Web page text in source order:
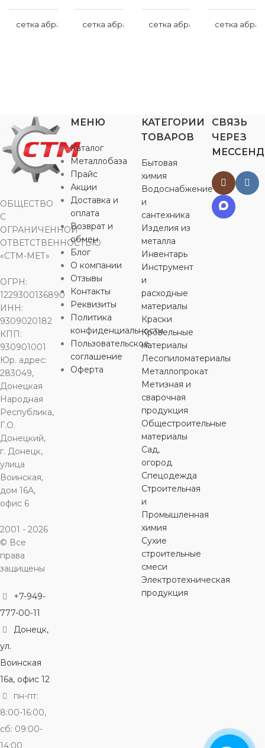
сетка абразивная
МАТЕРИАЛ
карбид кремния ,
ткань
280 мм
ШИРИНА
115 мм
ОСОБЕННОСТИ
зернистость 60
сетка абразивная
МАТЕРИАЛ
карбид кремния
ткань
ДЛИНА 280 мм
ШИРИНА
115 мм
ОСОБЕННОСТИ
зернистость 60
сетка абразивная
МАТЕРИАЛ
карбид кремния,
ткань
ДЛИНА 280 мм
ШИРИНА
ОСОБЕННОСТИ
сетка
карбид
ДЛИНА
ОБЩЕСТВО
С
ОГРАНИЧЕННОЙ
ОТВЕТСТВЕННОСТЬЮ
«СТМ-МЕТ»
ОГРН:
1229300136890
ИНН:
9309020182
КПП:
930901001
Юр. адрес:
283049,
Донецкая
Народная
Республика,
Г.О.
Донецкий,
г. Донецк,
улица
Воинская,
дом 16А,
офис 6
2001 - 2026
© Все
права
защищены
+7-949-
777-00-11
Донецк,
ул.
Воинская
16а, офис 12
пн-пт:
8:00-16:00,
сб: 09:00-
14:00
МЕНЮ
Каталог
Металлобаза
Прайс
Акции
Доставка и
оплата
Возврат и
обмен
Блог
О компании
Отзывы
Контакты
Реквизиты
Политика
конфиденциальности
Пользовательское
соглашение
Оферта
КАТЕГОРИИ
ТОВАРОВ
Бытовая
химия
Водоснабжение
и
сантехника
Изделия из
металла
Инвентарь
Инструмент
и
расходные
материалы
Краски
Кровельные
материалы
Лесопиломатериалы
Металлопрокат
Метизная и
сварочная
продукция
Общестроительные
материалы
Сад,
огород
Спецодежда
Строительная
и
Промышленная
химия
Сухие
строительные
смеси
Электротехническая
продукция
СВЯЗЬ
ЧЕРЕЗ